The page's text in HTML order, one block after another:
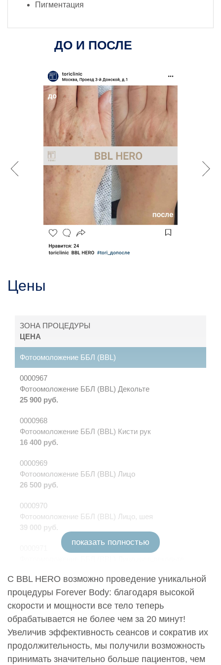
Пигментация
ДО И ПОСЛЕ
Цены
показать полностью
ЗОНА ПРОЦЕДУРЫ
ЦЕНА
Фотоомоложение ББЛ (BBL)
0000967
Фотоомоложение ББЛ (BBL) Декольте
25 900 руб.
0000968
Фотоомоложение ББЛ (BBL) Кисти рук
16 400 руб.
0000969
Фотоомоложение ББЛ (BBL) Лицо
26 500 руб.
0000970
Фотоомоложение ББЛ (BBL) Лицо, шея
39 000 руб.
0000972
16 500 руб.
0000974
Фотоомоложение ББЛ (BBL) Область вокруг глаз
С BBL HERO возможно проведение уникальной
процедуры Forever Body: благодаря высокой
скорости и мощности все тело теперь
обрабатывается не более чем за 20 минут!
Увеличив эффективность сеансов и сократив их
продолжительность, мы получили возможность
принимать значительно больше пациентов, чем